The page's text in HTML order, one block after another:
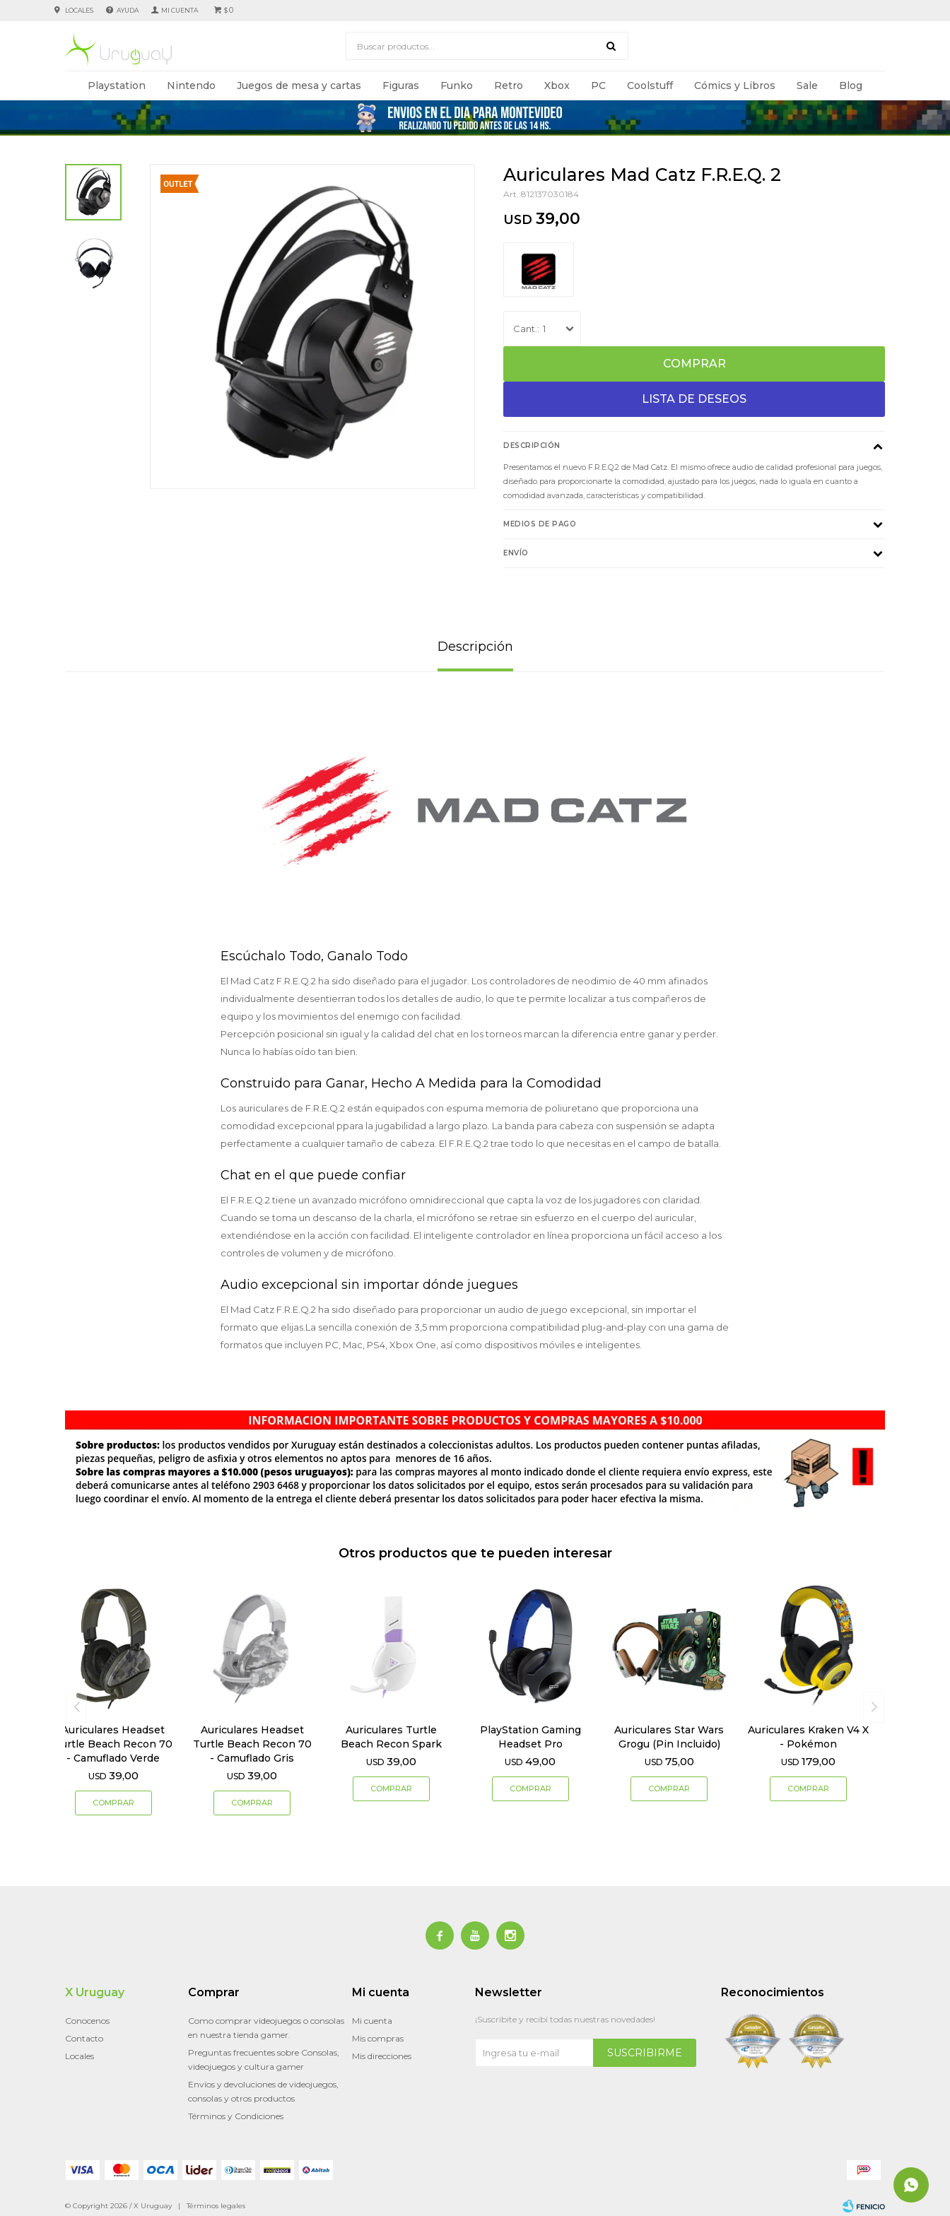
Playstation Nintendo Juegos de mesa y cartas Figuras Funko Retro Xbox PC Coolstuff Cómics y Libros Sale Blog
$0
LOCALES AYUDA
Auriculares Mad Catz F.R.E.Q. 2
812137030184
USD 39,00
1
COMPRAR
DESCRIPCIÓN
Presentamos el nuevo F.R.E.Q.2 de Mad Catz. El mismo ofrece audio de calidad profesional para juegos,
diseñado para proporcionarte la comodidad, ajustado para los juegos, nada lo iguala en cuanto a
comodidad avanzada, características y compatibilidad.
MEDIOS DE PAGO
ENVÍO
Descripción
Escúchalo Todo, Ganalo Todo
El Mad Catz F.R.E.Q.2 ha sido diseñado para el jugador. Los controladores de neodimio de 40 mm afinados
individualmente desentierran todos los detalles de audio, lo que te permite localizar a tus compañeros de
equipo y los movimientos del enemigo con facilidad.
Percepción posicional sin igual y la calidad del chat en los torneos marcan la diferencia entre ganar y perder.
Nunca lo habías oído tan bien.
Construido para Ganar, Hecho A Medida para la Comodidad
Los auriculares de F.R.E.Q.2 están equipados con espuma memoria de poliuretano que proporciona una
comodidad excepcional ppara la jugabilidad a largo plazo. La banda para cabeza con suspensión se adapta
perfectamente a cualquier tamaño de cabeza. El F.R.E.Q.2 trae todo lo que necesitas en el campo de batalla.
Chat en el que puede confiar
El F.R.E.Q.2 tiene un avanzado micrófono omnidireccional que capta la voz de los jugadores con claridad.
Cuando se toma un descanso de la charla, el micrófono se retrae sin esfuerzo en el cuerpo del auricular,
extendiéndose en la acción con facilidad. El inteligente controlador en línea proporciona un fácil acceso a los
controles de volumen y de micrófono.
Audio excepcional sin importar dónde juegues
El Mad Catz F.R.E.Q.2 ha sido diseñado para proporcionar un audio de juego excepcional, sin importar el
formato que elijas.La sencilla conexión de 3,5 mm proporciona compatibilidad plug-and-play con una gama de
formatos que incluyen PC, Mac, PS4, Xbox One, así como dispositivos móviles e inteligentes.
Otros productos que te pueden interesar
Auriculares Headset
Turtle Beach Recon 70
- Camuflado Verde
USD 39,00
Auriculares Headset
Turtle Beach Recon 70
- Camuflado Gris
USD 39,00
Auriculares Turtle
Beach Recon Spark
USD 39,00
PlayStation Gaming
Headset Pro
USD 49,00
Auriculares Star Wars
Grogu (Pin Incluido)
USD 75,00
Auriculares Kraken V4 X
- Pokémon
USD 179,00
  
Reconocimientos
X Uruguay
Conocenos
Contacto
Locales
Comprar
Como comprar videojuegos o consolas
en nuestra tienda gamer.
Preguntas frecuentes sobre Consolas,
videojuegos y cultura gamer
Envíos y devoluciones de videojuegos,
consolas y otros productos
Términos y Condiciones
Mi cuenta
Mi cuenta
Mis compras
Mis direcciones
Newsletter
¡Suscribite y recibí todas nuestras novedades!
SUSCRIBIRME
© Copyright 2026 / X Uruguay |Términos legales